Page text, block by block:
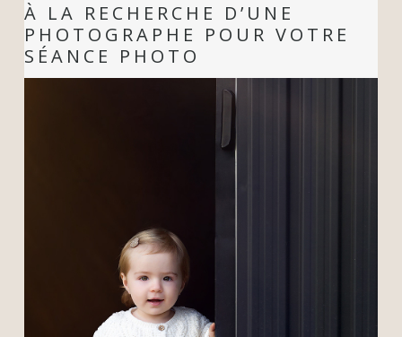
À LA RECHERCHE D’UNE
PHOTOGRAPHE POUR VOTRE
SÉANCE PHOTO